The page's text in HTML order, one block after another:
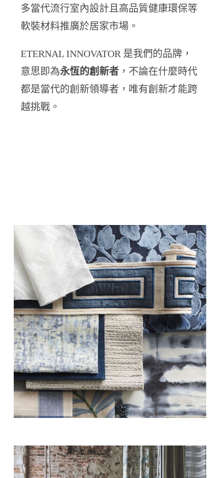
多當代流行室內設計且高品質健康環保等
軟裝材料推廣於居家市場。
ETERNAL INNOVATOR 是我們的品牌，
意思即為永恆的創新者 ，不論在什麼時代
都是當代的創新領導者，唯有創新才能跨
越挑戰。